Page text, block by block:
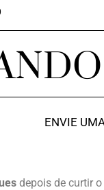
ENVIE
depois de curtir